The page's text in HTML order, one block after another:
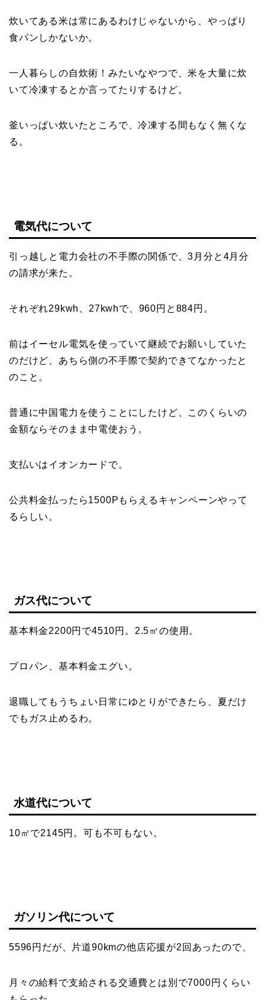
炊いてある米は常にあるわけじゃないから、やっぱり
食パンしかないか。
一人暮らしの自炊術！みたいなやつで、米を大量に炊
いて冷凍するとか言ってたりするけど。
釜いっぱい炊いたところで、冷凍する間もなく無くな
る。
電気代について
引っ越しと電力会社の不手際の関係で、3月分と4月分
の請求が来た。
それぞれ29kwh、27kwhで、960円と884円。
前はイーセル電気を使っていて継続でお願いしていた
のだけど、あちら側の不手際で契約できてなかったと
のこと。
普通に中国電力を使うことにしたけど、このくらいの
金額ならそのまま中電使おう。
支払いはイオンカードで。
公共料金払ったら1500Pもらえるキャンペーンやって
るらしい。
ガス代について
基本料金2200円で4510円。2.5㎥の使用。
プロパン、基本料金エグい。
退職してもうちょい日常にゆとりができたら、夏だけ
でもガス止めるわ。
水道代について
10㎥で2145円。可も不可もない。
ガソリン代について
5596円だが、片道90kmの他店応援が2回あったので、
月々の給料で支給される交通費とは別で7000円くらい